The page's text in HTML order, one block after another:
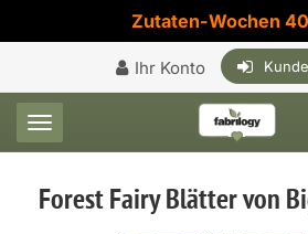
Zutaten-Wochen
Ihr Konto
Toggle navigation
Forest Fairy Blätter von